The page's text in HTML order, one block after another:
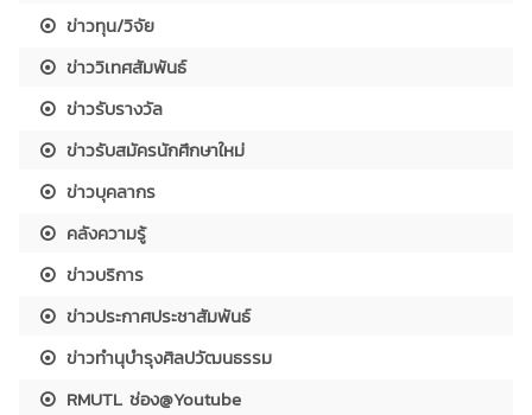
ข่าวทุน/วิจัย
ข่าววิเทศสัมพันธ์
ข่าวรับรางวัล
ข่าวรับสมัครนักศึกษาใหม่
ข่าวบุคลากร
คลังความรู้
ข่าวบริการ
ข่าวประกาศประชาสัมพันธ์
ข่าวทำนุบำรุงศิลปวัฒนธรรม
RMUTL ช่อง@Youtube